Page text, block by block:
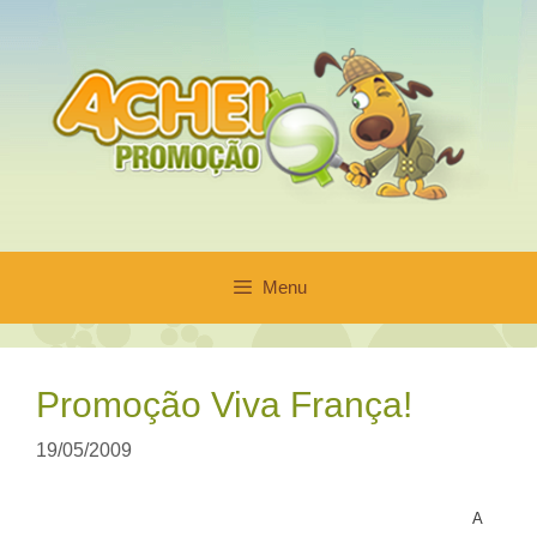
conteúdo
Menu
Promoção Viva França!
19/05/2009
A